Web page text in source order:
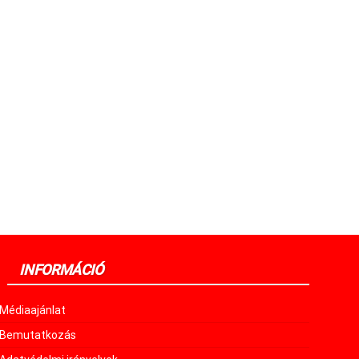
INFORMÁCIÓ
Médiaajánlat
Bemutatkozás